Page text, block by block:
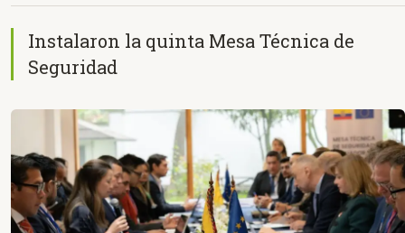
Instalaron la quinta Mesa Técnica de
Seguridad